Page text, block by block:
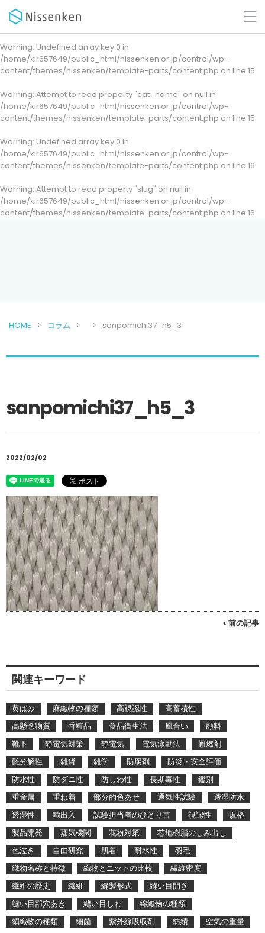
Warning: Undefined array key 0 in
/home/kir657649/public_html/nissenken.or.jp/control/wp-
content/themes/nissenken/template-parts/content.php on line 15
Warning: Attempt to read property "cat_name" on null in
/home/kir657649/public_html/nissenken.or.jp/control/wp-
content/themes/nissenken/template-parts/content.php on line 15
Warning: Undefined array key 0 in
/home/kir657649/public_html/nissenken.or.jp/control/wp-
content/themes/nissenken/template-parts/content.php on line 16
Warning: Attempt to read property "slug" on null in
/home/kir657649/public_html/nissenken.or.jp/control/wp-
content/themes/nissenken/template-parts/content.php on line 16
HOME コラム sanpomichi37_h5_3
sanpomichi37_h5_3
2022/02/02
< 前の記事
関連キーワード
黄ばみ 麻織物の種類 高視認性
高蓄積性
高懸念物質
香粧品 食品衛生法 風合い
顔料
靴下
静電気対策 静電気 電気泳動法
難燃剤
難分解性
雑貨 雑学 防腐剤
防災・安全評価
防水性
防ダニ性 防しわ性 長期毒性
鑑別
重金属
重ね着 部分的色あせ 通気性試験
透湿防水
透湿性
輸出入 試験担当者のひとり言 視認性
規格
製品開発
蒸気機関 花粉対策
芯地樹脂のしみ出し
色泣き
自由研究 肌着 耐水性
羽毛
織物名称と特徴
織物とニットの比較
繊維密度
繊維の歴史
繊維 縫製形式
縫い目開き
縫い目部穴あき
縫い目しわ
綿織物の種類
絹織物の種類
細菌 紫外線吸収剤 紡績
空気の重量